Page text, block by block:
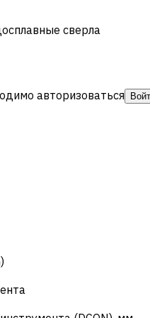
сверла
авторизоваться